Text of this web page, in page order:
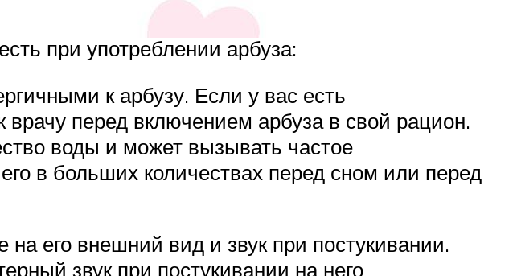
при употреблении арбуза:
к арбузу. Если у вас есть
перед включением арбуза в свой рацион.
воды и может вызывать частое
в больших количествах перед сном или перед
его внешний вид и звук при постукивании.
звук при постукивании на него